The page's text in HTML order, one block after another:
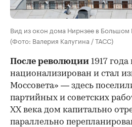
Вид из окон дома Нирнзее в Большом
(Фото: Валерия Калугина / ТАСС)
После революции 1917
национализирован и стал
Моссовета» — здесь
партийных и советских
ХХ века дом капитально
параллельно